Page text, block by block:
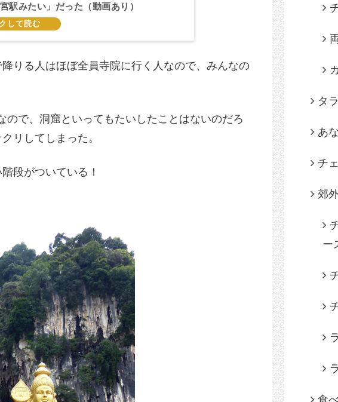
駅みたい」だった（動画あり）
りる人はほぼ全員寺院に行く人なので、みんなの
で、洞窟といってもたいしたことはないのだろ
リしてしまった。
段がついている！
タ
あ
チ
郊
ー